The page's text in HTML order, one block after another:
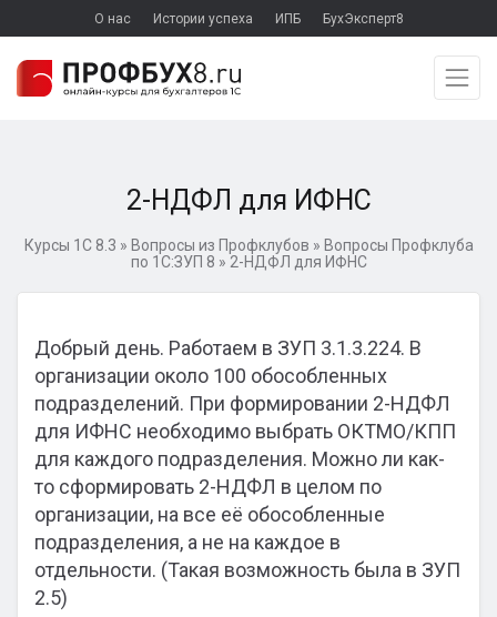
О нас Истории успеха ИПБ БухЭксперт8
2-НДФЛ для ИФНС
Курсы 1С 8.3 » Вопросы из Профклубов » Вопросы Профклуба
по 1С:ЗУП 8 » 2-НДФЛ для ИФНС
Добрый день. Работаем в ЗУП 3.1.3.224. В
организации около 100 обособленных
подразделений. При формировании 2-НДФЛ
для ИФНС необходимо выбрать ОКТМО/КПП
для каждого подразделения. Можно ли как-
то сформировать 2-НДФЛ в целом по
организации, на все её обособленные
подразделения, а не на каждое в
отдельности. (Такая возможность была в ЗУП
2.5)